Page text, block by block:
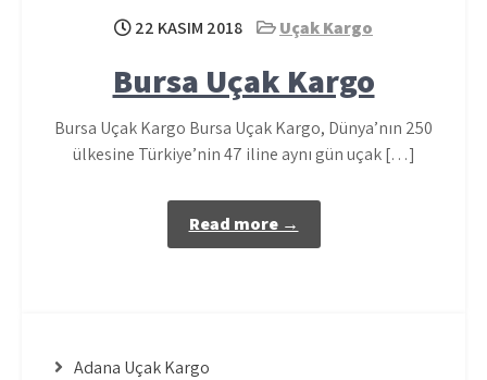
22 KASIM 2018 Uçak Kargo
Bursa Uçak Kargo
Bursa Uçak Kargo Bursa Uçak Kargo, Dünya’nın 250
ülkesine Türkiye’nin 47 iline aynı gün uçak […]
Read more →
Adana Uçak Kargo